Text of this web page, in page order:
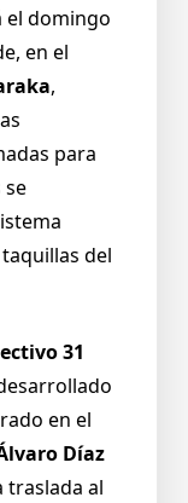
el domingo
en el
,
para
se
del
31
en el
Díaz
traslada al